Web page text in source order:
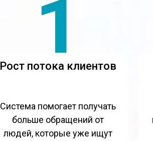
1
Система помогает получать
больше обращений от
людей, которые уже ищут
Рост потока клиентов